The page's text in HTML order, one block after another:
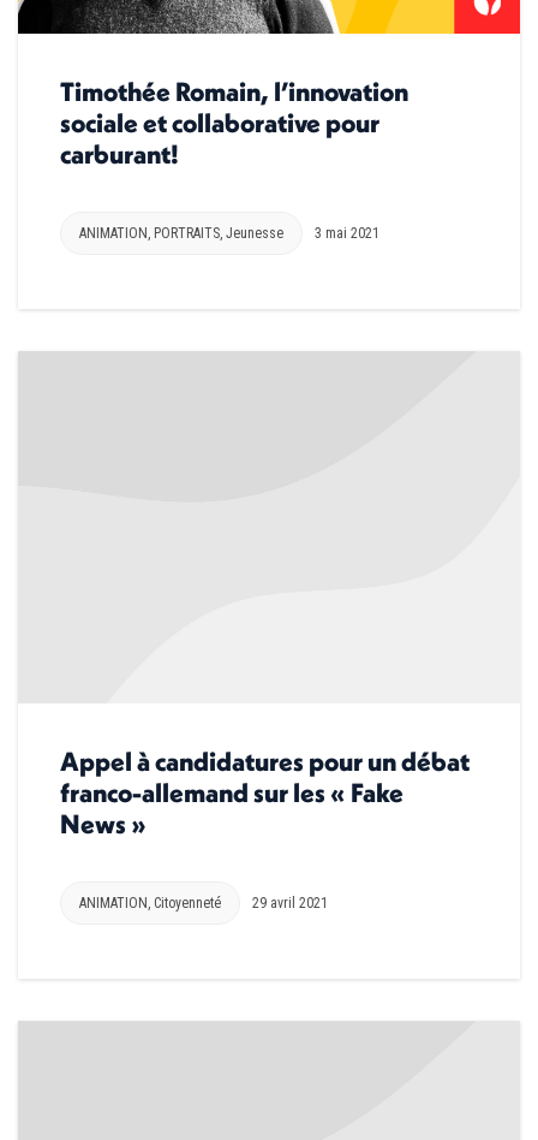
Timothée Romain, l’innovation
sociale et collaborative pour
carburant!
ANIMATION , PORTRAITS, Jeunesse 3 mai 2021
Appel à candidatures pour un débat
franco-allemand sur les « Fake
News »
ANIMATION Citoyenneté 29 avril 2021